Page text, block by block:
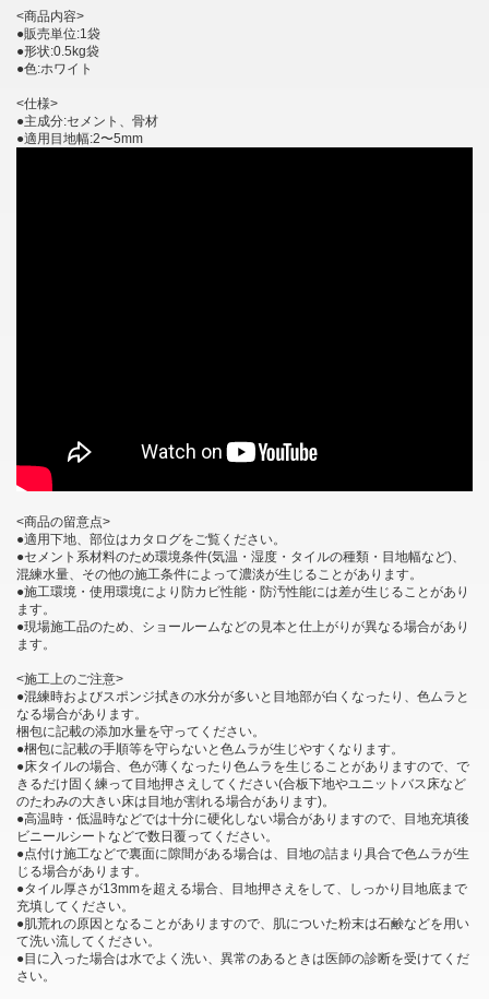
<商品内容>
●販売単位:1袋
●形状:0.5kg袋
●色:ホワイト
<仕様>
●主成分:セメント、骨材
●適用目地幅:2〜5mm
<商品の留意点>
●適用下地、部位はカタログをご覧ください。
●セメント系材料のため環境条件(気温・湿度・タイルの種類・目地幅など)、
混練水量、その他の施工条件によって濃淡が生じることがあります。
●施工環境・使用環境により防カビ性能・防汚性能には差が生じることがあり
ます。
●現場施工品のため、ショールームなどの見本と仕上がりが異なる場合があり
ます。
<施工上のご注意>
●混練時およびスポンジ拭きの水分が多いと目地部が白くなったり、色ムラと
なる場合があります。
梱包に記載の添加水量を守ってください。
●梱包に記載の手順等を守らないと色ムラが生じやすくなります。
●床タイルの場合、色が薄くなったり色ムラを生じることがありますので、で
きるだけ固く練って目地押さえしてください(合板下地やユニットバス床など
のたわみの大きい床は目地が割れる場合があります)。
●高温時・低温時などでは十分に硬化しない場合がありますので、目地充填後
ビニールシートなどで数日覆ってください。
●点付け施工などで裏面に隙間がある場合は、目地の詰まり具合で色ムラが生
じる場合があります。
●タイル厚さが13mmを超える場合、目地押さえをして、しっかり目地底まで
充填してください。
●肌荒れの原因となることがありますので、肌についた粉末は石鹸などを用い
て洗い流してください。
●目に入った場合は水でよく洗い、異常のあるときは医師の診断を受けてくだ
さい。